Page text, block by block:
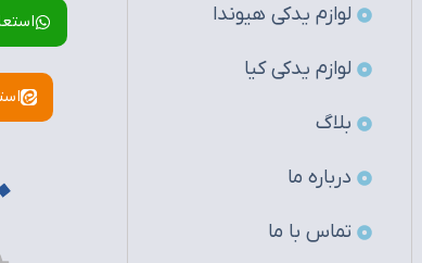
لوازم یدکی هیوندا
لوازم یدکی کیا
بلاگ
درباره ما
تماس با ما